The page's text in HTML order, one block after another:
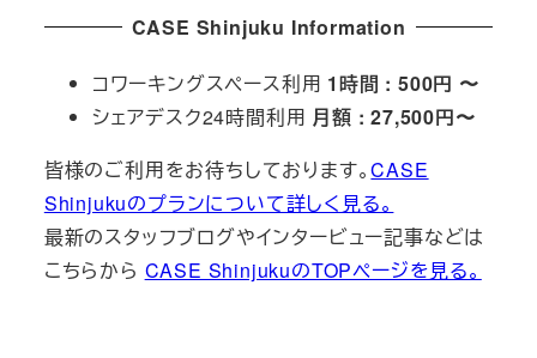
CASE Shinjuku Information
コワーキングスペース利用 1時間 : 500円 〜
シェアデスク24時間利用 月額 : 27,500円〜
皆様のご利用をお待ちしております。CASE
Shinjukuのプランについて詳しく見る。
最新のスタッフブログやインタービュー記事などは
こちらから CASE ShinjukuのTOPページを見る。